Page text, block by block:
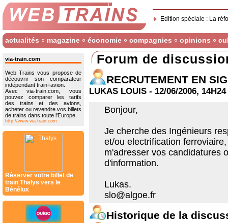
Edition spéciale : La
actualités magazine économie compagnies opinions
via-train.com
Web Trains vous propose de
découvrir son comparateur
indépendant train+avion.
Avec via-train.com, vous
pouvez comparer les tarifs
des trains et des avions,
acheter ou revendre vos billets
de trains dans toute l'Europe.
http://www.via-train.com
Réserver votre billet de
train Thalys vers le
Bénélux
Forum de
RECRUTEMENT EN
LUKAS LOUIS - 12/06/2006, 14H24
Bonjour,
Je cherche des Ingénieurs
et/ou electrification
m'adresser vos candidatures
d'information.
Lukas.
slo@algoe.fr
Historique de la